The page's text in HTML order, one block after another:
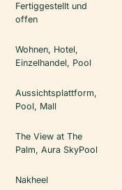
Fertiggestellt und
offen
Wohnen, Hotel,
Einzelhandel, Pool
Aussichtsplattform,
Pool, Mall
The View at The
Palm, Aura SkyPool
Nakheel